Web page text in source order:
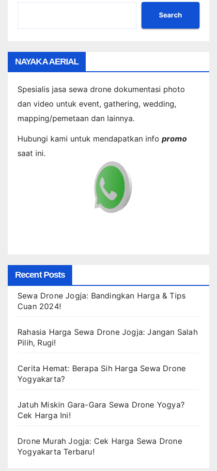
Search
NAYAKA AERIAL
Spesialis jasa sewa drone dokumentasi photo
dan video untuk event, gathering, wedding,
mapping/pemetaan dan lainnya.
Hubungi kami untuk mendapatkan info promo
saat ini.
Recent Posts
Sewa Drone Jogja: Bandingkan Harga & Tips
Cuan 2024!
Rahasia Harga Sewa Drone Jogja: Jangan Salah
Pilih, Rugi!
Cerita Hemat: Berapa Sih Harga Sewa Drone
Yogyakarta?
Jatuh Miskin Gara-Gara Sewa Drone Yogya?
Cek Harga Ini!
Drone Murah Jogja: Cek Harga Sewa Drone
Yogyakarta Terbaru!